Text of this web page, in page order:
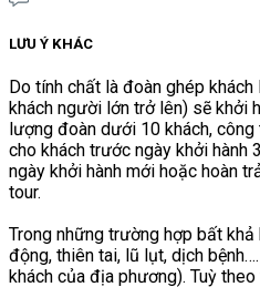
LƯU Ý KHÁC
Do tính chất là đoàn ghép
khách người lớn trở lên) sẽ khởi
lượng đoàn dưới 10 khách,
cho khách trước ngày khởi hành
ngày khởi hành mới hoặc hoàn
tour.
Trong những trường hợp bất
động, thiên tai, lũ lụt, dịch
khách của địa phương). Tuỳ